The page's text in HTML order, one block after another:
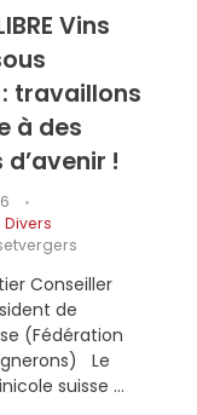
Vins
travaillons
à des
!
Divers
Conseiller
de
(Fédération
Le
suisse ...